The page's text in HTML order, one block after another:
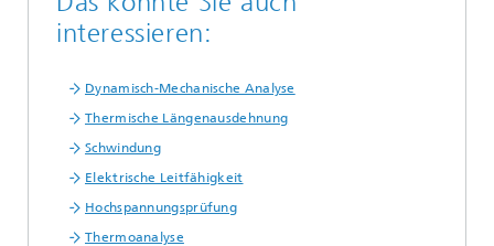
interessieren:
Dynamisch-Mechanische Analyse
Thermische Längenausdehnung
Schwindung
Elektrische Leitfähigkeit
Hochspannungsprüfung
Thermoanalyse